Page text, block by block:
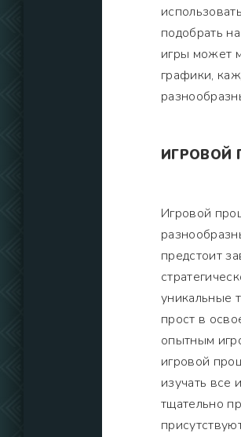
подобрать
игры может
графики,
ИГРОВОЙ
Игровой
предстоит
уникальные
прост в
опытным
игровой
изучать все
тщательно